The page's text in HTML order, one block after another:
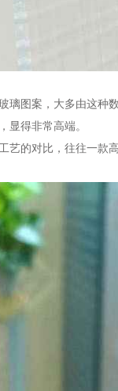
璃图案，大多由这种
显得非常高端。
艺的对比，往往一款